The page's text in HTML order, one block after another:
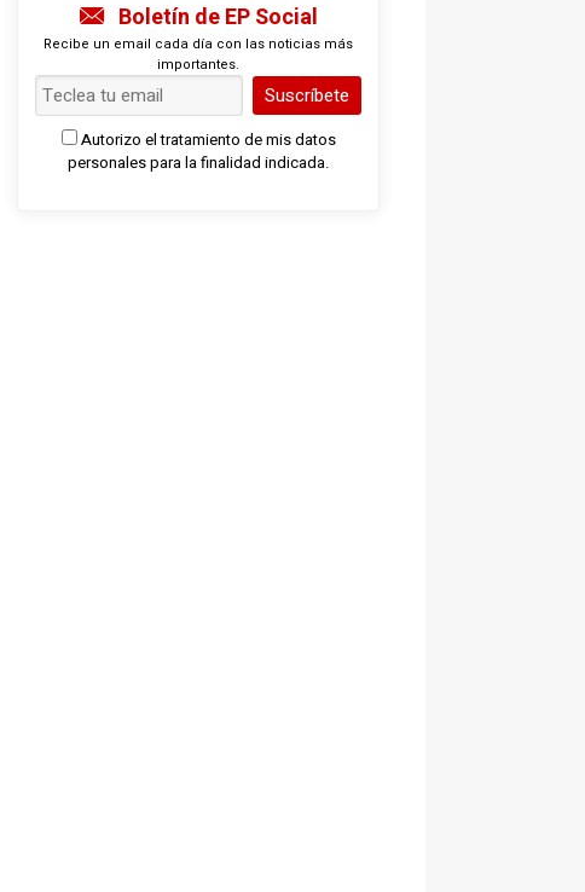
Boletín de EP Social
Recibe un email cada día con las noticias más
importantes.
Suscríbete
Autorizo el tratamiento de mis datos
personales para la finalidad indicada.